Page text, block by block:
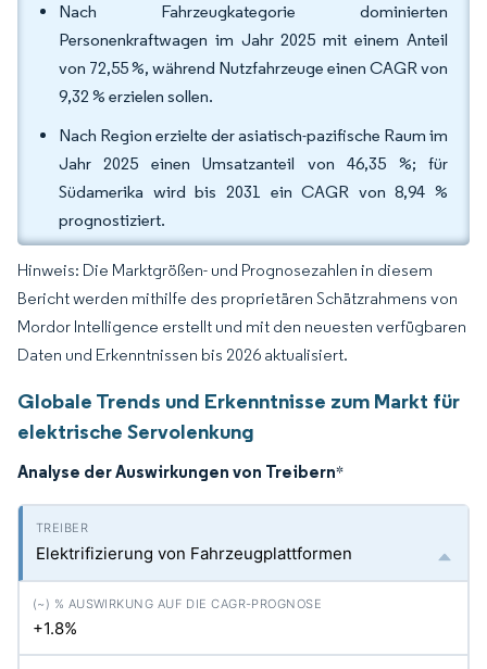
Nach Fahrzeugkategorie dominierten
Personenkraftwagen im Jahr 2025 mit einem Anteil
von 72,55 %, während Nutzfahrzeuge einen CAGR von
9,32 % erzielen sollen.
Nach Region erzielte der asiatisch-pazifische Raum im
Jahr 2025 einen Umsatzanteil von 46,35 %; für
Südamerika wird bis 2031 ein CAGR von 8,94 %
prognostiziert.
Hinweis: Die Marktgrößen- und Prognosezahlen in diesem
Bericht werden mithilfe des proprietären Schätzrahmens von
Mordor Intelligence erstellt und mit den neuesten verfügbaren
Daten und Erkenntnissen bis 2026 aktualisiert.
Globale Trends und Erkenntnisse zum Markt für
elektrische Servolenkung
Analyse der Auswirkungen von Treibern*
Elektrifizierung von Fahrzeugplattformen
+1.8%